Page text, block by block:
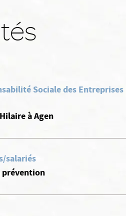
Sociale des Entreprises
à Agen
salariés
prévention